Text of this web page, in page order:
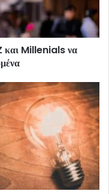
και Millenials να